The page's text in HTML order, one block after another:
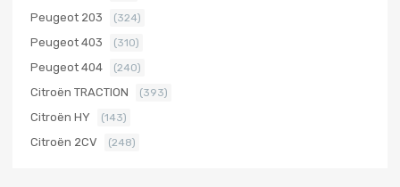
Peugeot 203 (324)
Peugeot 403 (310)
Peugeot 404 (240)
Citroën TRACTION (393)
Citroën HY (143)
Citroën 2CV (248)